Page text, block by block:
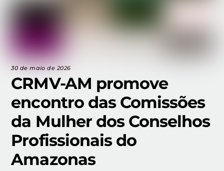
30 de maio de 2026
CRMV-AM promove
encontro das Comissões
da Mulher dos Conselhos
Profissionais do
Amazonas